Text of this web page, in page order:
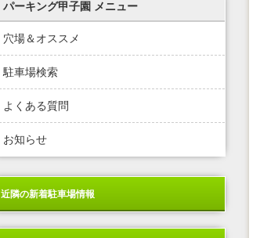
パーキング甲子園 メニュー
穴場＆オススメ
駐車場検索
よくある質問
お知らせ
近隣の新着駐車場情報